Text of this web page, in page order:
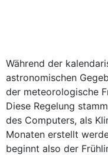
Während der
astronomischen
der meteorologische
Diese Regelung
des Computers, als
Monaten erstellt
beginnt also der